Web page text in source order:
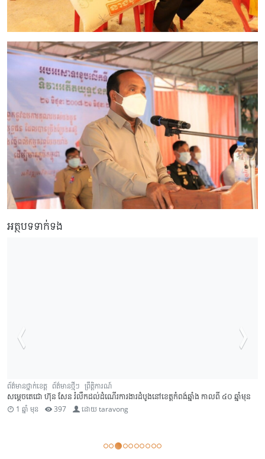
អត្ថបទទាក់ទង
ព័ត៌មានថ្នាក់ខេត្ត ព័ត៌មានថ្មីៗ ព្រឹត្តិការណ៍
សម្តេចតេជោ ហ៊ុន សែន រំលឹកដល់ដំណើរការងារដំបូងនៅខេត្តកំពង់ឆ្នាំង កាលពី ៤០ ឆ្នាំមុន
1 ឆ្នាំ មុន 397 ដោយtaravong